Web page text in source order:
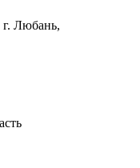
г. Любань,